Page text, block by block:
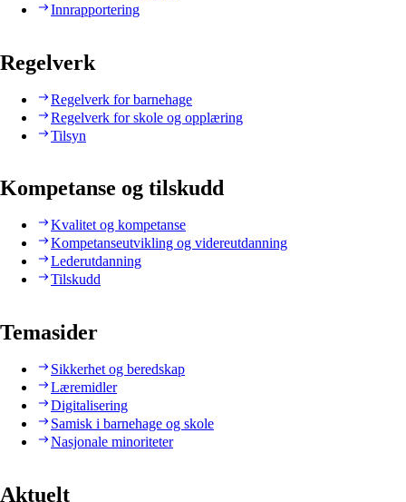
Innrapportering
Regelverk
Regelverk for barnehage
Regelverk for skole og opplæring
Tilsyn
Kompetanse og tilskudd
Kvalitet og kompetanse
Kompetanseutvikling og videreutdanning
Lederutdanning
Tilskudd
Temasider
Sikkerhet og beredskap
Læremidler
Digitalisering
Samisk i barnehage og skole
Nasjonale minoriteter
Aktuelt